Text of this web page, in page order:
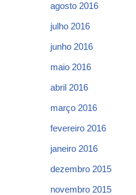
agosto 2016
julho 2016
junho 2016
maio 2016
abril 2016
março 2016
fevereiro 2016
janeiro 2016
dezembro 2015
novembro 2015